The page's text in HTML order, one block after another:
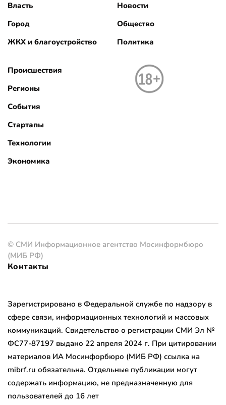
Власть
Город
ЖКХ и благоустройство
Новости
Общество
Политика
Происшествия
Регионы
События
Стартапы
Технологии
Экономика
© СМИ Информационное агентство Мосинформбюро
(МИБ РФ)
Контакты
Зарегистрировано в Федеральной службе по надзору в
сфере связи, информационных технологий и массовых
коммуникаций. Свидетельство о регистрации СМИ Эл №
ФС77-87197 выдано 22 апреля 2024 г. При цитировании
материалов ИА Мосинфорбюро (МИБ РФ) ссылка на
mibrf.ru обязательна. Отдельные публикации могут
содержать информацию, не предназначенную для
пользователей до 16 лет